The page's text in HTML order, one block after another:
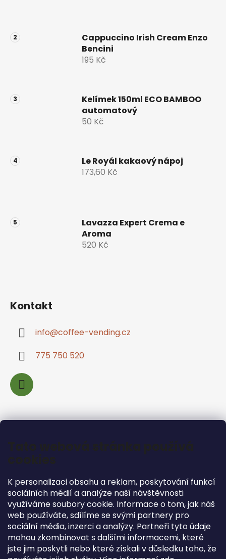
Tato webová stránka používá
cookies
K personalizaci obsahu a reklam, poskytování funkcí
sociálních médií a analýze naší návštěvnosti
využíváme soubory cookie. Informace o tom, jak náš
web používáte, sdílíme se svými partnery pro
sociální média, inzerci a analýzy. Partneři tyto údaje
mohou zkombinovat s dalšími informacemi, které
jste jim poskytli nebo které získali v důsledku toho, že
p
i
Cappuccino Irish Cream Enzo
Bencini
195 Kč
Kelímek 150ml ECO BAMBOO
automatový
50 Kč
Le Royál kakaový nápoj
173,60 Kč
Lavazza Expert Crema e
Aroma
520 Kč
Kontakt
info@coffee-vending.cz
775 750 520
Jak nakupovat
Obchodní podmínky
Podmínky pro vrácení zboží
Facebook